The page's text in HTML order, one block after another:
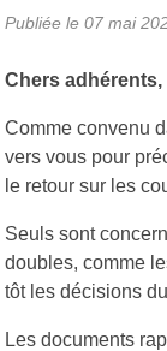
Publiée le 07 mai
Chers adhérents,
Comme convenu
vers vous pour
le retour sur les
Seuls sont
doubles, comme
tôt les décisions
Les documents